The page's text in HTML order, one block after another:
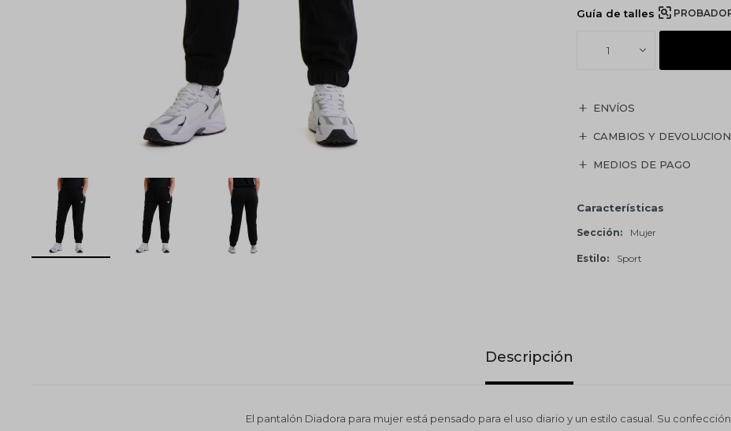
Guía de talles
1
ENVÍOS
CAMBIOS Y
MEDIOS DE PAGO
Características
Sección Mujer
Estilo Sport
Descripción
El pantalón Diadora para mujer está pensado para el uso diario y un estilo casual. Su